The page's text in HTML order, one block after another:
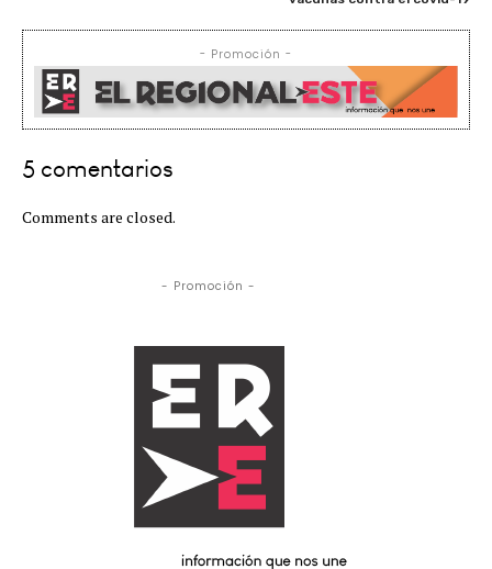
- Promoción -
5 comentarios
Comments are closed.
- Promoción -